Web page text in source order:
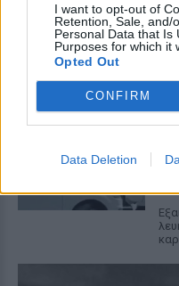
I want to opt-out of
Retention, Sale, and/
Personal Data that Is
Purposes for which it
Opted Out
CONFIRM
Data Deletion
–